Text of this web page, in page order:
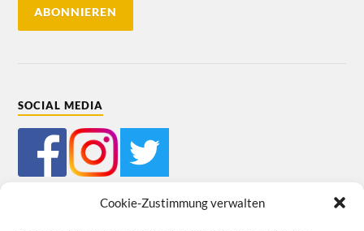
Cookie-Zustimmung verwalten
SOCIAL MEDIA